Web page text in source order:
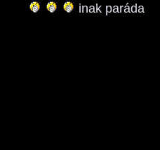
inak paráda